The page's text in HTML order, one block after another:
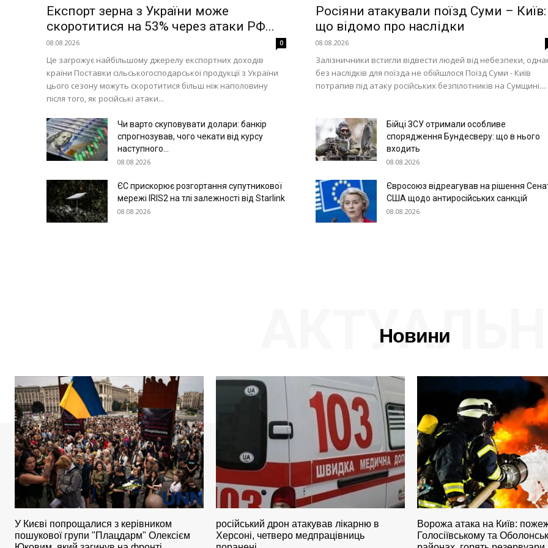
Експорт зерна з України може
скоротитися на 53% через атаки РФ...
08.08.2026 0
Це загрожує найбільшому джерелу експортних доходів
країни Поставки сільськогосподарської продукції з України
цього сезону можуть скоротитися більш ніж наполовину
після того, як російські атаки...
Росіяни атакували поїзд Суми – Київ:
що відомо про наслідки
08.08.2026
Залізничники встигли відвести людей від небезпеки,
без наслідків для поїзда не обійшлося Поїзд Суми - Київ
потрапив під атаку російських безпілотників на Сумщині....
Чи варто скуповувати долари: банкір
спрогнозував, чого чекати від курсу
наступного...
08.08.2026
Бійці ЗСУ отримали особливе
спорядження Бундесверу: що в нього
входить
08.08.2026
ЄС прискорює розгортання супутникової
мережі IRIS2 на тлі залежності від Starlink
08.08.2026
Євросоюз відреагував на рішення
США щодо антиросійських санкцій
08.08.2026
Новини
АКТУАЛЬНІ
У Києві попрощалися з керівником
пошукової групи "Плацдарм" Олексієм
російський дрон атакував лікарню в
Херсоні, четверо медпрацівниць
Ворожа атака на Київ:
Голосіївському та